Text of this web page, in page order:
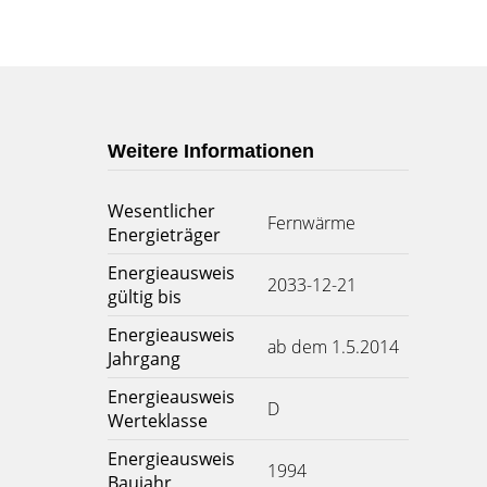
Weitere Informationen
Wesentlicher
Energieträger
Fernwärme
Energieausweis
gültig bis
2033-12-21
Energieausweis
Jahrgang
ab dem 1.5.2014
Energieausweis
Werteklasse
D
Energieausweis
1994